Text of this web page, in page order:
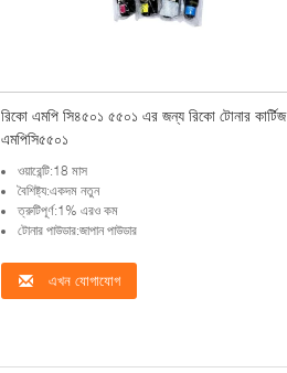
রিকো এমপি সি৪৫০১ ৫৫০১ এর জন্য রিকো টোনার কার্টিজ
এমপিসি৫৫০১
ওয়ারেন্টি:18 মাস
বৈশিষ্ট্য:একদম নতুন
ত্রুটিপূর্ণ:1% এরও কম
টোনার পাউডার:জাপান পাউডার
এখন যোগাযোগ